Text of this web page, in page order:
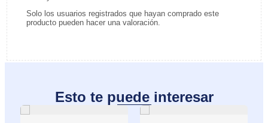
Solo los usuarios registrados que hayan comprado este
producto pueden hacer una valoración.
Esto te puede interesar